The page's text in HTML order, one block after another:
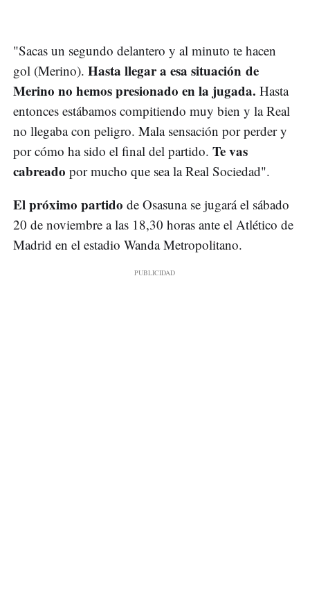
"Sacas un segundo delantero y al minuto te hacen
gol (Merino). Hasta llegar a esa situación de
Merino no hemos presionado en la jugada. Hasta
entonces estábamos compitiendo muy bien y la Real
no llegaba con peligro. Mala sensación por perder y
por cómo ha sido el final del partido. Te vas
cabreado por mucho que sea la Real Sociedad".
El próximo partido de Osasuna se jugará el sábado
20 de noviembre a las 18,30 horas ante el Atlético de
Madrid en el estadio Wanda Metropolitano.